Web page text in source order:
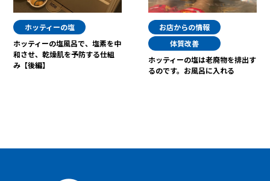
ホッティーの塩
ホッティーの塩風呂で、塩素を中
和させ、乾燥肌を予防する仕組
み【後編】
お店からの情報
体質改善
ホッティーの塩は老廃物を排出す
るのです。お風呂に入れる